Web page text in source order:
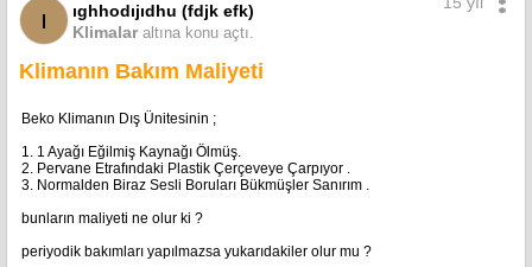
ı
ıghhodıjıdhu (fdjk efk)
Klimalar altına konu açtı.
Klimanın Bakım Maliyeti
Beko Klimanın Dış Ünitesinin ;
1. 1 Ayağı Eğilmiş Kaynağı Ölmüş.
2. Pervane Etrafındaki Plastik Çerçeveye Çarpıyor .
3. Normalden Biraz Sesli Boruları Bükmüşler Sanırım .
bunların maliyeti ne olur ki ?
periyodik bakımları yapılmazsa yukarıdakiler olur mu ?